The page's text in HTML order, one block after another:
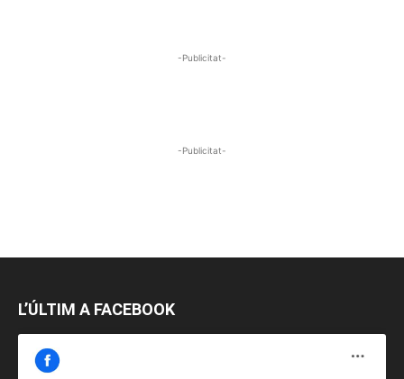
-Publicitat-
-Publicitat-
L’ÚLTIM A FACEBOOK